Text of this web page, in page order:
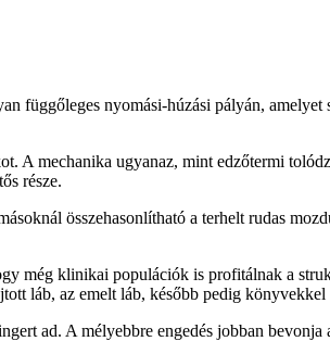
függőleges nyomási-húzási pályán, amelyet
A mechanika ugyanaz, mint edzőtermi
része.
összehasonlítható a terhelt rudas
még klinikai populációk is profitálnak a
láb, az emelt láb, később pedig könyvekkel
ad. A mélyebbre engedés jobban bevonja